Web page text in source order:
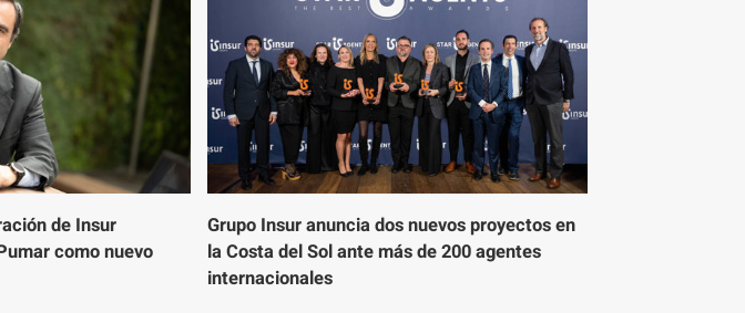
de Insur
como nuevo
Grupo Insur anuncia dos nuevos proyectos en
la Costa del Sol ante más de 200 agentes
internacionales